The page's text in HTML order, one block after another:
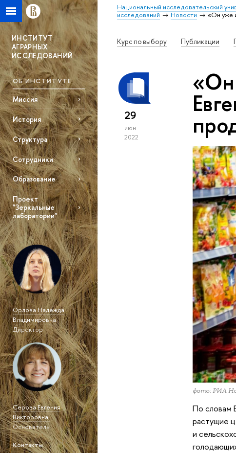
Национальный исследовательский
исследований
Новости «Он уже
ИНСТИТУТ
АГРАРНЫХ
ИССЛЕДОВАНИЙ
ОБ ИНСТИТУТЕ
Миссия
История
Структура
Сотрудники
Образование
Проект
"Зеркальные
лаборатории"
Орлова Надежда
Владимировна
Директор
Серова Евгения
Викторовна
Основатель
Контакты
Курс по выбору Публикации
29
июн
2022
«Он
фото: РИА
По словам
растущие
и